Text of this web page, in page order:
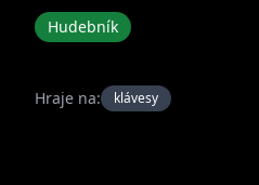
Hudebník
Hraje na: klávesy